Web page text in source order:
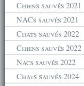
Chiens sauvés 2021
NACs sauvés 2021
Chats sauvés 2022
Chiens sauvés 2022
Nacs sauvés 2022
Chats sauvés 2024